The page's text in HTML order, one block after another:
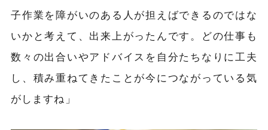
子作業を障がいのある人が担えばできるのではな
いかと考えて、出来上がったんです。どの仕事も
数々の出合いやアドバイスを自分たちなりに工夫
し、積み重ねてきたことが今につながっている気
がしますね 」